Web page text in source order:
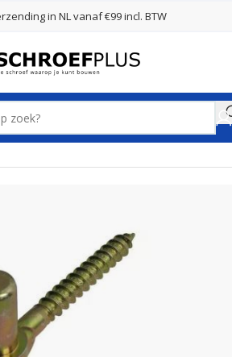
in NL vanaf €99 incl. BTW
Schroefduimen